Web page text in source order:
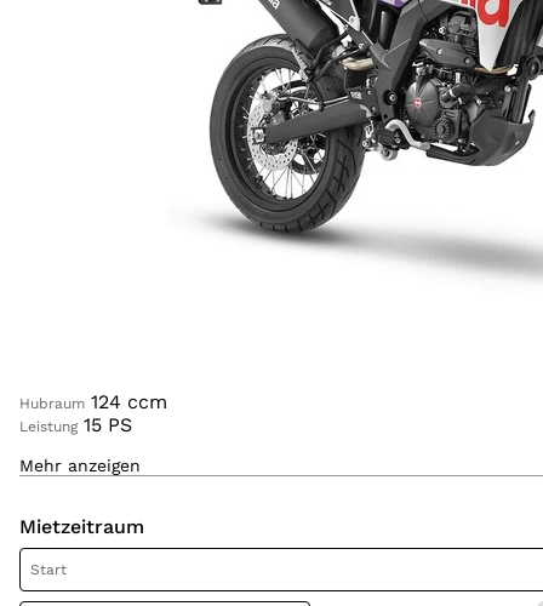
Hubraum 124 ccm
Leistung 15 PS
Gewicht 135kg
Mehr anzeigen
Mietzeitraum
Start